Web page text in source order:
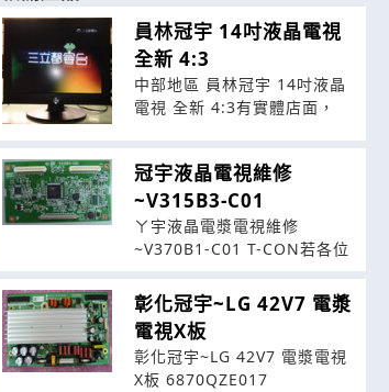
員林冠宇 14吋液晶電視
全新 4:3
中部地區 員林冠宇 14吋液晶
電視 全新 4:3有實體店面，
冠宇液晶電視維修
~V315B3-C01
ㄚ宇液晶電漿電視維修
~V370B1-C01 T-CON若各位
彰化冠宇~LG 42V7 電漿
電視X板
彰化冠宇~LG 42V7 電漿電視
X板 6870QZE017